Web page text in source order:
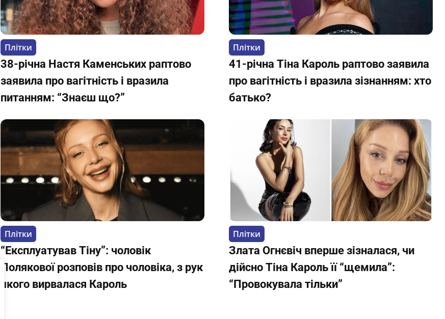
Плітки
38-річна Настя Каменських раптово
заявила про вагітність і вразила
питанням: “Знаєш що?”
Плітки
41-річна Тіна Кароль раптово заявила
про вагітність і вразила зізнанням: хто
батько?
Плітки
“Експлуатував Тіну”: чоловік
Полякової розповів про чоловіка, з рук
якого вирвалася Кароль
Плітки
Злата Огнєвіч вперше зізналася, чи
дійсно Тіна Кароль її “щемила”:
“Провокувала тільки”